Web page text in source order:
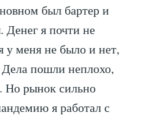
был бартер и
Денег я почти не
у меня не было и нет,
пошли неплохо,
Но рынок сильно
я работал с